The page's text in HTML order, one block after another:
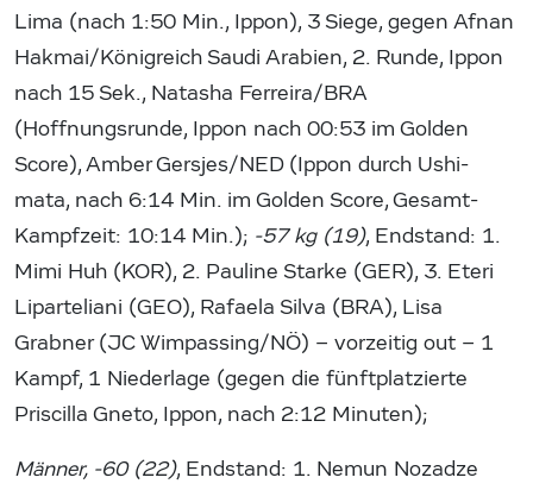
Lima (nach 1:50 Min., Ippon), 3 Siege, gegen Afnan
Hakmai/Königreich Saudi Arabien, 2. Runde, Ippon
nach 15 Sek., Natasha Ferreira/BRA
(Hoffnungsrunde, Ippon nach 00:53 im Golden
Score), Amber Gersjes/NED (Ippon durch Ushi-
mata, nach 6:14 Min. im Golden Score, Gesamt-
Kampfzeit: 10:14 Min.); -57 kg (19), Endstand: 1.
Mimi Huh (KOR), 2. Pauline Starke (GER), 3. Eteri
Liparteliani (GEO), Rafaela Silva (BRA), Lisa
Grabner (JC Wimpassing/NÖ) – vorzeitig out – 1
Kampf, 1 Niederlage (gegen die fünftplatzierte
Priscilla Gneto, Ippon, nach 2:12 Minuten);
Männer, -60 (22), Endstand: 1. Nemun Nozadze